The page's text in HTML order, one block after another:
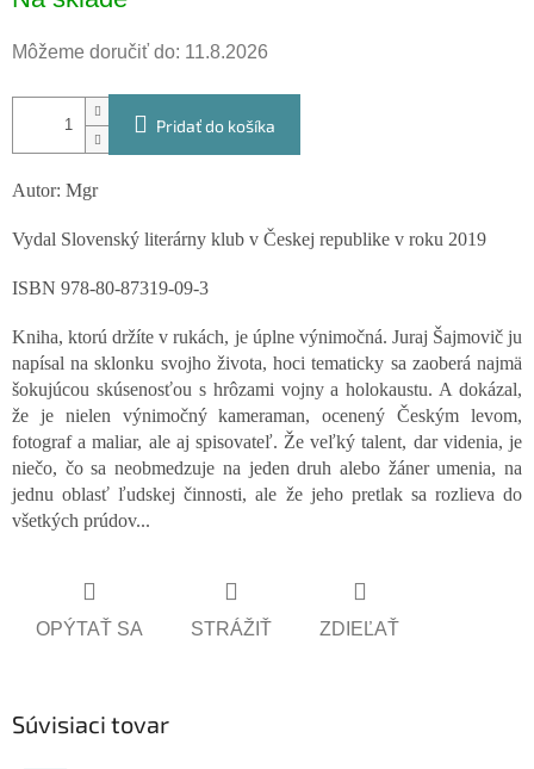
cena:
Môžeme doručiť do: 11.8.2026
Pridať do košíka
Autor: Mgr
Vydal Slovenský literárny klub v Českej republike v roku 2019
ISBN 978-80-87319-09-3
Kniha, ktorú držíte v rukách, je úplne výnimočná. Juraj Šajmovič ju
napísal na sklonku svojho života, hoci tematicky sa zaoberá najmä
šokujúcou skúsenosťou s hrôzami vojny a holokaustu. A dokázal,
že je nielen výnimočný kameraman, ocenený Českým levom,
fotograf a maliar, ale aj spisovateľ. Že veľký talent, dar videnia, je
niečo, čo sa neobmedzuje na jeden druh alebo žáner umenia, na
jednu oblasť ľudskej činnosti, ale že jeho pretlak sa rozlieva do
všetkých prúdov...
OPÝTAŤ SA STRÁŽIŤ ZDIEĽAŤ
Súvisiaci tovar